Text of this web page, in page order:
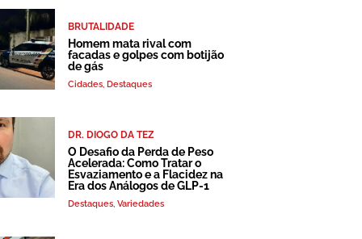
BRUTALIDADE
Homem mata rival com
facadas e golpes com botijão
de gás
Cidades, Destaques
DR. DIOGO DA TEZ
O Desafio da Perda de Peso
Acelerada: Como Tratar o
Esvaziamento e a Flacidez na
Era dos Análogos de GLP-1
Destaques, Variedades